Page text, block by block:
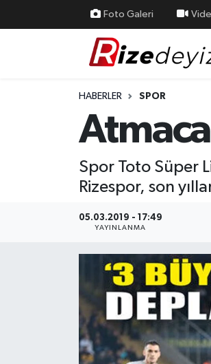
Foto Galeri
HABERLER SPOR
Spor Toto Süper
Rizespor, son
05.03.2019 - 17:49
YAYINLANMA
Yurttan Haberler
Teknoloji
Rize Nöbetçi Eczaneler
Rize Trafik Yoğunluk Haritası
Tüm Manşetler
Son Dakika Haberleri
Haber Arşivi